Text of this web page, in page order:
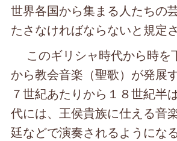
世界各国から集まる人たちの
たさなければならないと規定
このギリシャ時代から時を
から教会音楽（聖歌）が発展
７世紀あたりから１８世紀半
代には、王侯貴族に仕える音
廷などで演奏されるようにな